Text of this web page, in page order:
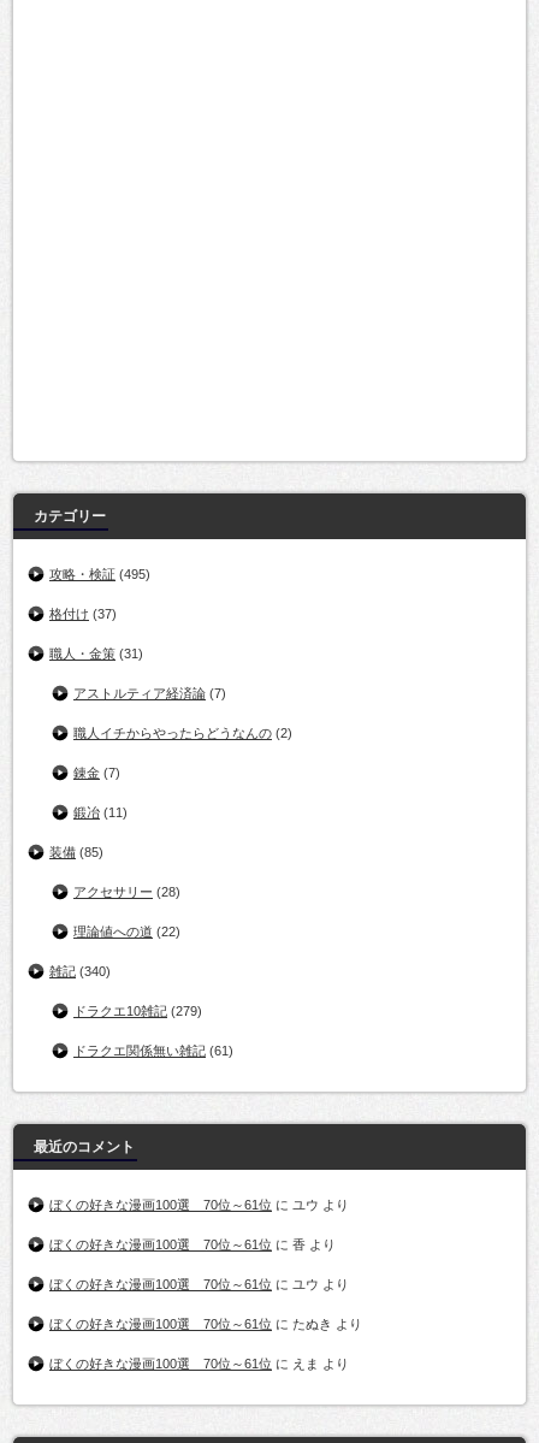
カテゴリー
攻略・検証 (495)
格付け (37)
職人・金策 (31)
アストルティア経済論 (7)
職人イチからやったらどうなんの (2)
錬金 (7)
鍛冶 (11)
装備 (85)
アクセサリー (28)
理論値への道 (22)
雑記 (340)
ドラクエ10雑記 (279)
ドラクエ関係無い雑記 (61)
最近のコメント
ぼくの好きな漫画100選 70位～61位 に ユウ より
ぼくの好きな漫画100選 70位～61位 に 香 より
ぼくの好きな漫画100選 70位～61位 に ユウ より
ぼくの好きな漫画100選 70位～61位 に たぬき より
ぼくの好きな漫画100選 70位～61位 に えま より